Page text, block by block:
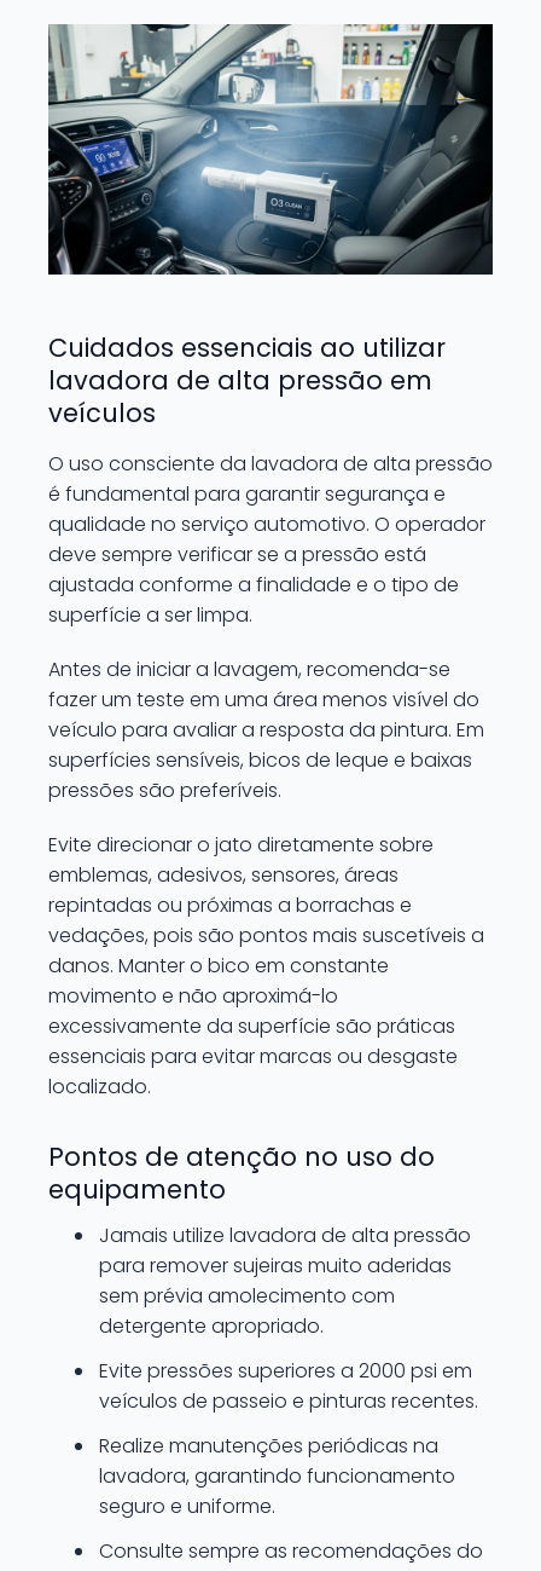
Cuidados essenciais ao utilizar
lavadora de alta pressão em
veículos
O uso consciente da lavadora de alta pressão
é fundamental para garantir segurança e
qualidade no serviço automotivo. O operador
deve sempre verificar se a pressão está
ajustada conforme a finalidade e o tipo de
superfície a ser limpa.
Antes de iniciar a lavagem, recomenda-se
fazer um teste em uma área menos visível do
veículo para avaliar a resposta da pintura. Em
superfícies sensíveis, bicos de leque e baixas
pressões são preferíveis.
Evite direcionar o jato diretamente sobre
emblemas, adesivos, sensores, áreas
repintadas ou próximas a borrachas e
vedações, pois são pontos mais suscetíveis a
danos. Manter o bico em constante
movimento e não aproximá-lo
excessivamente da superfície são práticas
essenciais para evitar marcas ou desgaste
localizado.
Pontos de atenção no uso do
equipamento
Jamais utilize lavadora de alta pressão
para remover sujeiras muito aderidas
sem prévia amolecimento com
detergente apropriado.
Evite pressões superiores a 2000 psi em
veículos de passeio e pinturas recentes.
Realize manutenções periódicas na
lavadora, garantindo funcionamento
seguro e uniforme.
Consulte sempre as recomendações do